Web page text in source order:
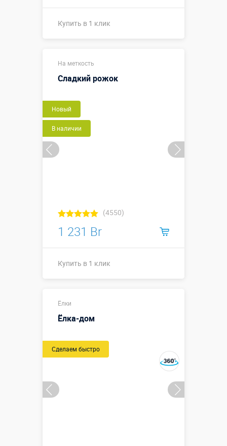
Купить в 1 клик
Больше деталей →
На меткость
Сладкий рожок
Новый
В наличии
(4550)
1 231 Br
Купить в 1 клик
Ёлки
Ёлка-дом
Сделаем быстро